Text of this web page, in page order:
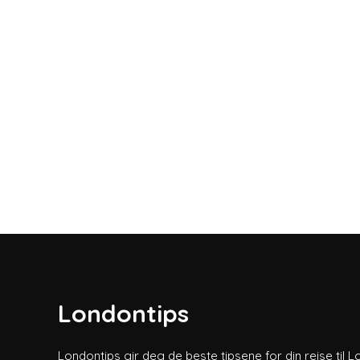
Londontips
Londontips gir deg de beste tipsene for din reise til